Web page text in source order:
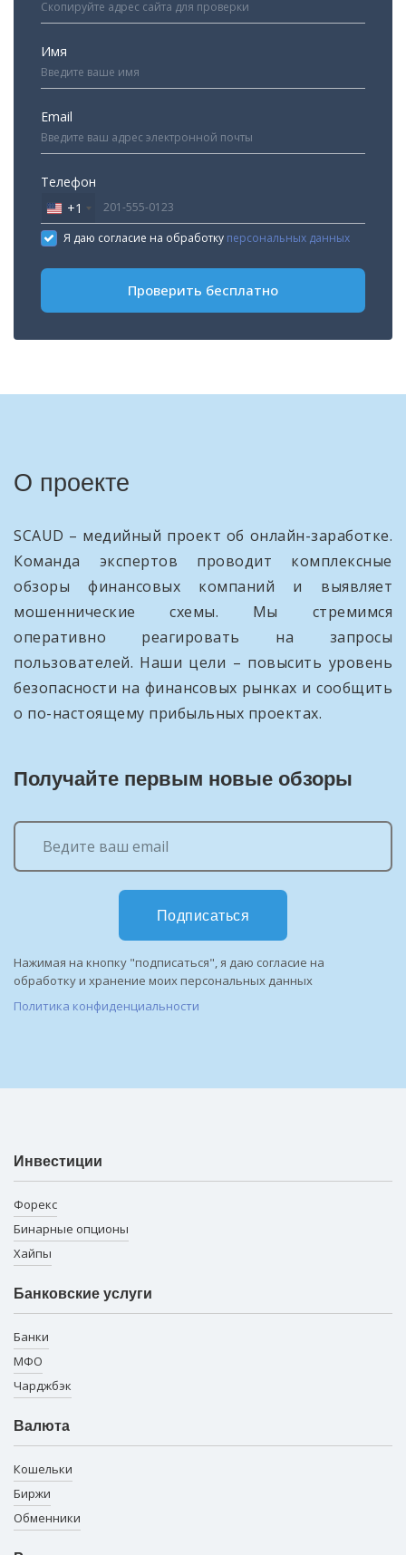
Имя
Email
Телефон
United
States
+1
+1
Я даю согласие на обработку персональных данных
Проверить бесплатно
О проекте
SCAUD – медийный проект об онлайн-заработке.
Команда экспертов проводит комплексные
обзоры финансовых компаний и выявляет
мошеннические схемы. Мы стремимся
оперативно реагировать на запросы
пользователей. Наши цели – повысить уровень
безопасности на финансовых рынках и сообщить
о по-настоящему прибыльных проектах.
Получайте первым новые обзоры
Подписаться
Нажимая на кнопку "подписаться", я даю согласие на
обработку и хранение моих персональных данных
Политика конфиденциальности
Инвестиции
Форекс
Бинарные опционы
Хайпы
Банковские услуги
Банки
МФО
Чарджбэк
Валюта
Кошельки
Биржи
Обменники